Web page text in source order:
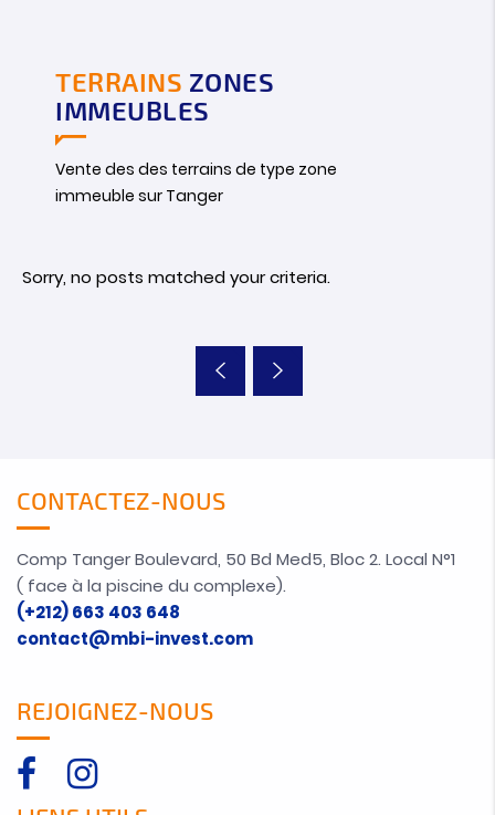
TERRAINS ZONES
IMMEUBLES
Vente des des terrains de type zone
immeuble sur Tanger
Sorry, no posts matched your criteria.
CONTACTEZ-NOUS
Comp Tanger Boulevard, 50 Bd Med5, Bloc 2. Local N°1
( face à la piscine du complexe).
(+212) 663 403 648
contact@mbi-invest.com
REJOIGNEZ-NOUS